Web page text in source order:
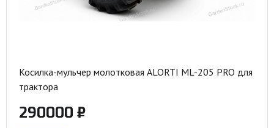
Косилка-мульчер молотковая ALORTI ML-205 PRO для
трактора
290000 ₽